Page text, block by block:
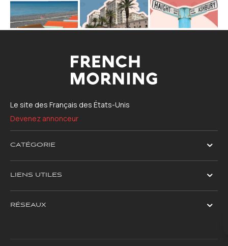
Le site des Français des États-Unis
Devenez annonceur
CATÉGORIE
LIENS UTILES
RÉSEAUX